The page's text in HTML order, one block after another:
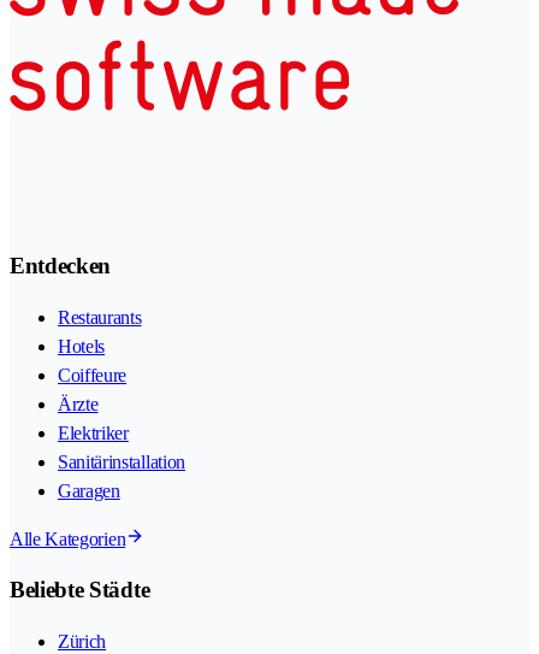
Entdecken
Restaurants
Hotels
Coiffeure
Ärzte
Elektriker
Sanitärinstallation
Garagen
Alle Kategorien
Beliebte Städte
Zürich